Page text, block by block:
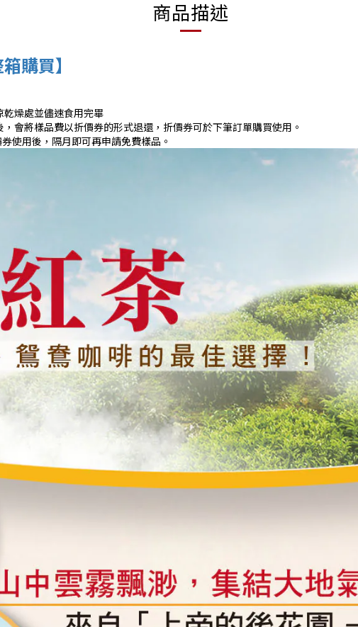
商品描述
箱購買】
燥處並儘速食用完畢
會將樣品費以折價券的形式退還，折價券可於下筆訂單購買使用。
使用後，隔月即可再申請免費樣品。